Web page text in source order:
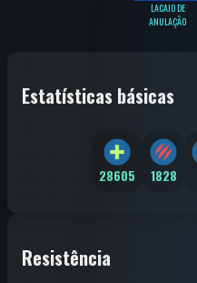
LACAIO DE
ANULAÇÃO
Estatísticas básicas
28605 1828
Resistência